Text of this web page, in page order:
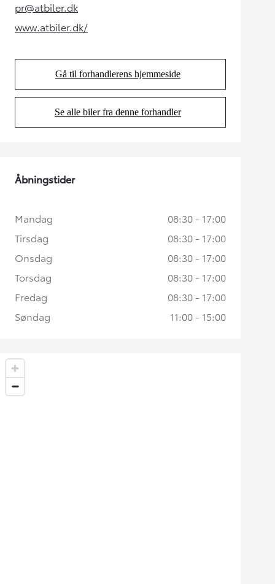
pr@atbiler.dk(Opens in new tab)
www.atbiler.dk/(Opens in new tab)
Gå til forhandlerens hjemmeside
(Opens in new tab)
Se alle biler fra denne forhandler
(Opens in new tab)
Åbningstider
Mandag
08:30 - 17:00
Tirsdag
08:30 - 17:00
Onsdag
08:30 - 17:00
Torsdag
08:30 - 17:00
Fredag
08:30 - 17:00
Søndag
11:00 - 15:00